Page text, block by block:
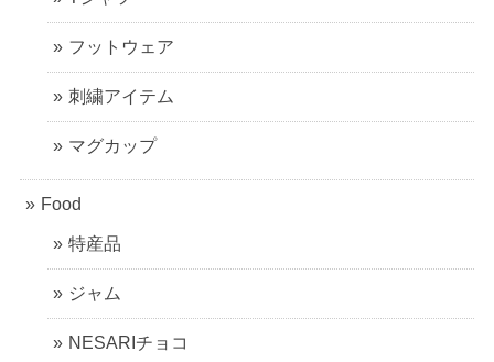
フットウェア
刺繍アイテム
マグカップ
Food
特産品
ジャム
NESARIチョコ